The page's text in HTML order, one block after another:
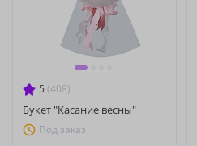
5 (408)
Букет "Касание весны"
Под заказ